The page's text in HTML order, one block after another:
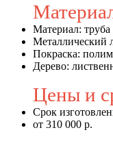
Материал:
Металлический
Покраска:
Дерево:
Цены и
Срок
от 310 000 р.